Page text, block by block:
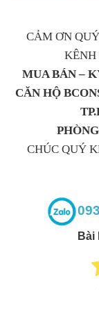
CẢM ƠN
KÊNH
MUA BÁN –
CĂN HỘ
CHÚC QUÝ
Bài